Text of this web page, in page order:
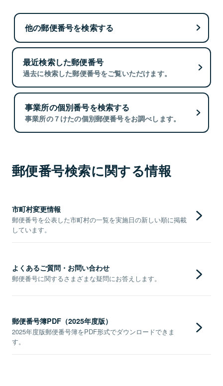
他の郵便番号を検索する
最近検索した郵便番号
過去に検索した郵便番号をご覧いただけます。
事業所の個別番号を検索する
事業所の７けたの個別郵便番号をお調べします。
郵便番号検索に関する情報
市町村変更情報
郵便番号を公表した市町村の一覧を実施日の新しい順に掲載
しています。
よくあるご質問・お問い合わせ
郵便番号に関するさまざまな疑問にお答えします。
郵便番号簿PDF（2025年度版）
2025年度版郵便番号簿をPDF形式でダウンロードできま
す。